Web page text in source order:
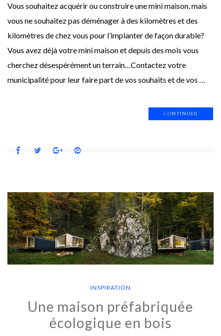
Vous souhaitez acquérir ou construire une mini maison, mais
vous ne souhaitez pas déménager à des kilomètres et des
kilomètres de chez vous pour l’implanter de façon durable?
Vous avez déjà votre mini maison et depuis des mois vous
cherchez désespérément un terrain…Contactez votre
municipalité pour leur faire part de vos souhaits et de vos …
CONTINUER
INSPIRATION
Une maison préfabriquée
écologique en bois